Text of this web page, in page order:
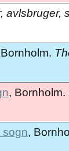
avlsbruger,
, Bornholm.
sogn,